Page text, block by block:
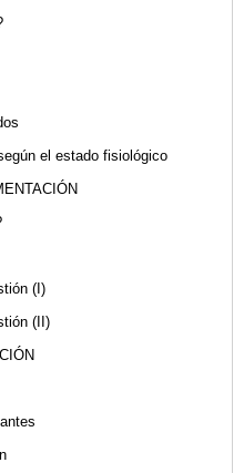
el estado fisiológico
(I)
(II)